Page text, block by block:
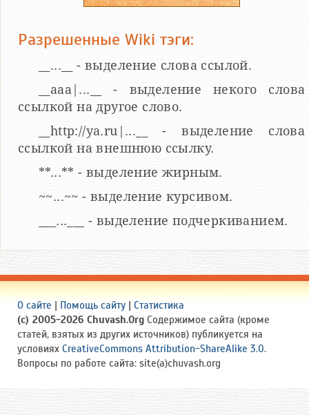
Разрешенные Wiki тэги:
__...__ - выделение слова ссылой.
__aaa|...__ - выделение некого слова
ссылкой на другое слово.
__http://ya.ru|...__ - выделение слова
ссылкой на внешнюю ссылку.
**...** - выделение жирным.
~~...~~ - выделение курсивом.
___...___ - выделение подчеркиванием.
О сайте | Помощь сайту | Статистика
(c) 2005-2026 Chuvash.Org Содержимое сайта (кроме
статей, взятых из других источников) публикуется на
условиях CreativeCommons Attribution-ShareAlike 3.0.
Вопросы по работе сайта: site(a)chuvash.org